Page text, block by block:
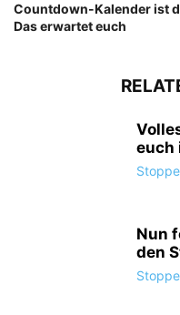
Countdown-Kalender ist
Das erwartet euch
euch
Nun
den